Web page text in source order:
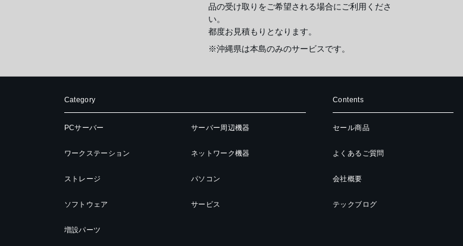
品の受け取りをご希望される場合にご利用くださ
い。
都度お見積もりとなります。
※沖縄県は本島のみのサービスです。
Category
PCサーバー
ワークステーション
ストレージ
ソフトウェア
増設パーツ
サーバー周辺機器
ネットワーク機器
パソコン
サービス
Contents
セール商品
よくあるご質問
会社概要
テックブログ